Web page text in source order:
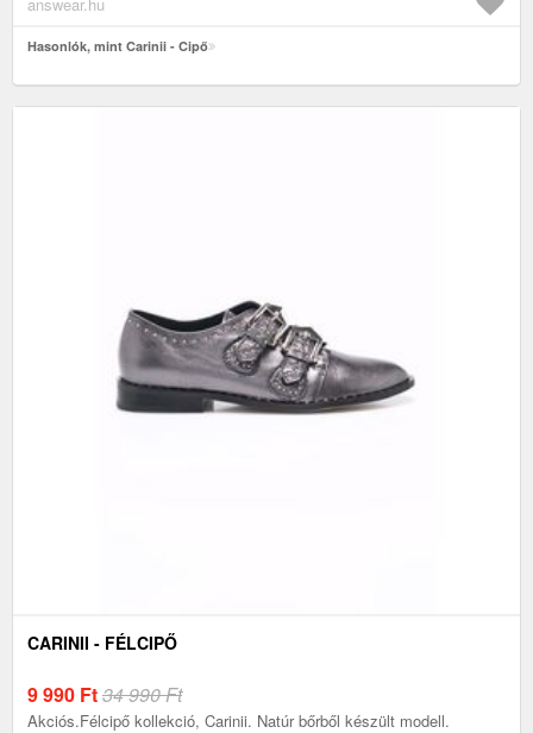
Hasonlók, mint Carinii - Cipő
CARINII - FÉLCIPŐ
9 990 Ft34 990 Ft
Akciós.Félcipő kollekció, Carinii. Natúr bőrből készült modell.